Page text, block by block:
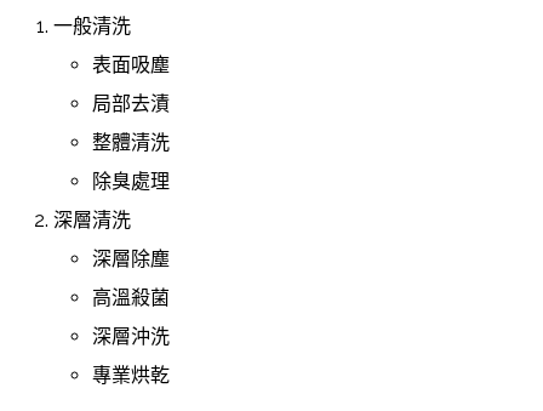
一般清洗
表面吸塵
局部去漬
整體清洗
除臭處理
深層清洗
深層除塵
高溫殺菌
深層沖洗
專業烘乾